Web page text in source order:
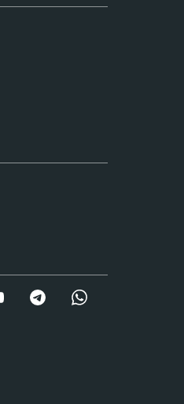
museo civico
YouTube Telegram